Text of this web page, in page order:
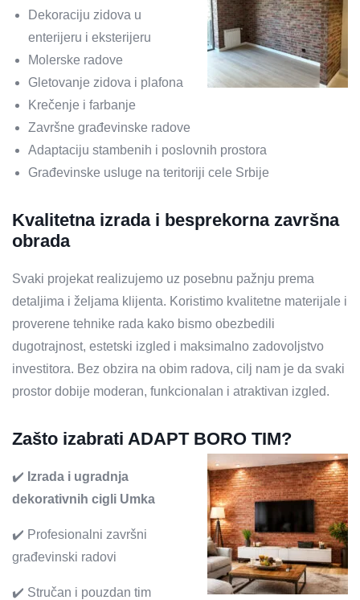
Dekoraciju zidova u
enterijeru i eksterijeru
Molerske radove
Gletovanje zidova i plafona
Krečenje i farbanje
Završne građevinske radove
Adaptaciju stambenih i poslovnih prostora
Građevinske usluge na teritoriji cele Srbije
Kvalitetna izrada i besprekorna završna
obrada
Svaki projekat realizujemo uz posebnu pažnju prema
detaljima i željama klijenta. Koristimo kvalitetne materijale i
proverene tehnike rada kako bismo obezbedili
dugotrajnost, estetski izgled i maksimalno zadovoljstvo
investitora. Bez obzira na obim radova, cilj nam je da svaki
prostor dobije moderan, funkcionalan i atraktivan izgled.
Zašto izabrati ADAPT BORO TIM?
✔️ Izrada i ugradnja
dekorativnih cigli Umka
✔️ Profesionalni završni
građevinski radovi
✔️ Stručan i pouzdan tim